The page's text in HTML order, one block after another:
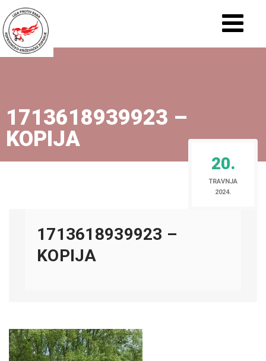
1713618939923 –
KOPIJA
20.
TRAVNJA
2024.
1713618939923 –
KOPIJA